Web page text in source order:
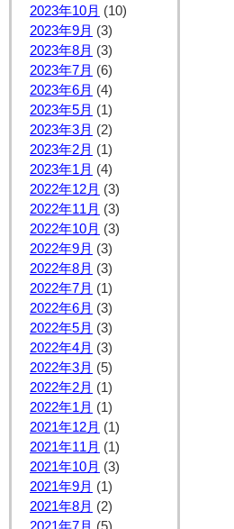
2023年10月 (10)
2023年9月 (3)
2023年8月 (3)
2023年7月 (6)
2023年6月 (4)
2023年5月 (1)
2023年3月 (2)
2023年2月 (1)
2023年1月 (4)
2022年12月 (3)
2022年11月 (3)
2022年10月 (3)
2022年9月 (3)
2022年8月 (3)
2022年7月 (1)
2022年6月 (3)
2022年5月 (3)
2022年4月 (3)
2022年3月 (5)
2022年2月 (1)
2022年1月 (1)
2021年12月 (1)
2021年11月 (1)
2021年10月 (3)
2021年9月 (1)
2021年8月 (2)